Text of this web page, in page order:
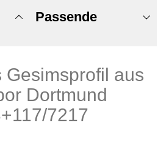
Gesimsprofil aus
Dortmund
7217
Passende
Produkte